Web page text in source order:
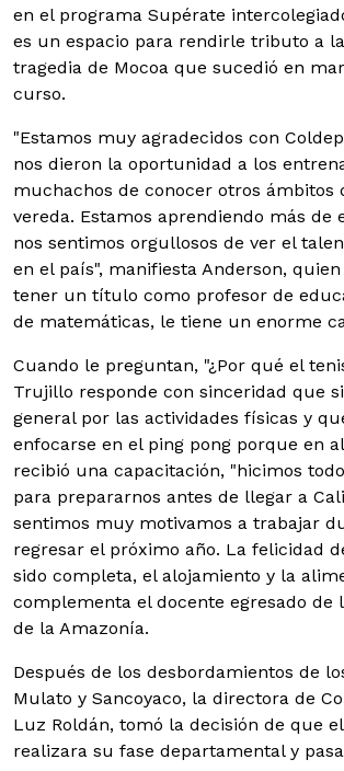
en el programa Supérate
es un espacio para rendirle tributo a
tragedia de Mocoa que sucedió en
curso.
"Estamos muy agradecidos con
nos dieron la oportunidad a los
muchachos de conocer otros ámbitos
vereda. Estamos aprendiendo más de
nos sentimos orgullosos de ver el
en el país", manifiesta Anderson,
tener un título como profesor de
de matemáticas, le tiene un enorme
Cuando le preguntan, "¿Por qué el
Trujillo responde con sinceridad que
general por las actividades físicas y
enfocarse en el ping pong porque en
recibió una capacitación, "hicimos
para prepararnos antes de llegar a
sentimos muy motivamos a trabajar
regresar el próximo año. La felicidad
sido completa, el alojamiento y la
complementa el docente egresado de
de la Amazonía.
Después de los desbordamientos de
Mulato y Sancoyaco, la directora de
Luz Roldán, tomó la decisión de que
realizara su fase departamental y